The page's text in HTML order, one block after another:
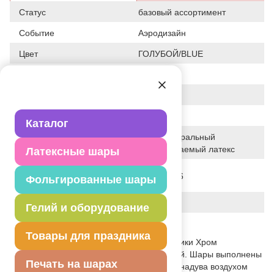
Каталог
Латексные шары
Фольгированные шары
Гелий и оборудование
Товары для праздника
Печать на шарах
Статус базовый ассортимент
Событие Аэродизайн
Цвет ГОЛУБОЙ/BLUE
5"/13СМ
100% натуральный
биоразлагаемый латекс
изменения элемента
05-07-2026
Вес
Описание товара
Блестящие зеркальные воздушные шарики Хром
диаметром 13см, цвет: бордово-красный. Шары выполнены
из натурального латекса, подходят для надува воздухом